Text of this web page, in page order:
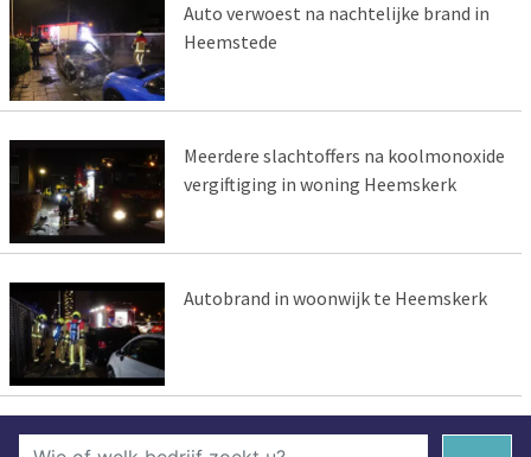
Auto verwoest na nachtelijke brand in
Heemstede
Meerdere slachtoffers na koolmonoxide
vergiftiging in woning Heemskerk
Autobrand in woonwijk te Heemskerk